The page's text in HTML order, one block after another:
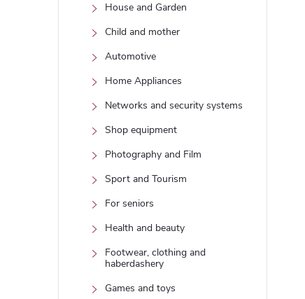
House and Garden
Child and mother
Automotive
Home Appliances
Networks and security systems
Shop equipment
Photography and Film
Sport and Tourism
For seniors
Health and beauty
Footwear, clothing and
haberdashery
Games and toys